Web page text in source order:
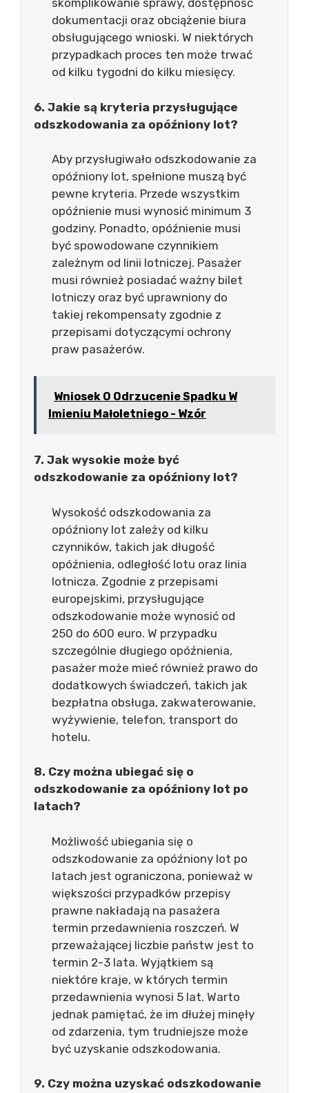
skomplikowanie sprawy, dostępność
dokumentacji oraz obciążenie biura
obsługującego wnioski. W niektórych
przypadkach proces ten może trwać
od kilku tygodni do kilku miesięcy.
6. Jakie są kryteria przysługujące
odszkodowania za opóźniony lot?
Aby przysługiwało odszkodowanie za
opóźniony lot, spełnione muszą być
pewne kryteria. Przede wszystkim
opóźnienie musi wynosić minimum 3
godziny. Ponadto, opóźnienie musi
być spowodowane czynnikiem
zależnym od linii lotniczej. Pasażer
musi również posiadać ważny bilet
lotniczy oraz być uprawniony do
takiej rekompensaty zgodnie z
przepisami dotyczącymi ochrony
praw pasażerów.
Wniosek O Odrzucenie Spadku W
Imieniu Małoletniego - Wzór
7. Jak wysokie może być
odszkodowanie za opóźniony lot?
Wysokość odszkodowania za
opóźniony lot zależy od kilku
czynników, takich jak długość
opóźnienia, odległość lotu oraz linia
lotnicza. Zgodnie z przepisami
europejskimi, przysługujące
odszkodowanie może wynosić od
250 do 600 euro. W przypadku
szczególnie długiego opóźnienia,
pasażer może mieć również prawo do
dodatkowych świadczeń, takich jak
bezpłatna obsługa, zakwaterowanie,
wyżywienie, telefon, transport do
hotelu.
8. Czy można ubiegać się o
odszkodowanie za opóźniony lot po
latach?
Możliwość ubiegania się o
odszkodowanie za opóźniony lot po
latach jest ograniczona, ponieważ w
większości przypadków przepisy
prawne nakładają na pasażera
termin przedawnienia roszczeń. W
przeważającej liczbie państw jest to
termin 2-3 lata. Wyjątkiem są
niektóre kraje, w których termin
przedawnienia wynosi 5 lat. Warto
jednak pamiętać, że im dłużej minęły
od zdarzenia, tym trudniejsze może
być uzyskanie odszkodowania.
9. Czy można uzyskać odszkodowanie